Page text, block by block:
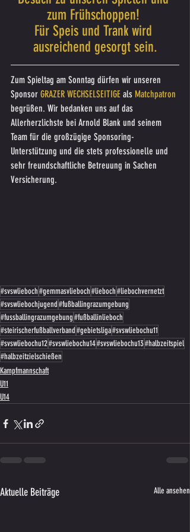
zum Frühschoppen!
Für Speis und Trank wird
ausreichend gesorgt sein.
Zum Spieltag am Sonntag dürfen wir unseren
Sponsor GRAZER WECHSELSEITIGE als Matchpatron
begrüßen. Wir bedanken uns auf das
Allerherzlichste bei Arnold Blank und seinem
Team für die großzügige Sponsoring-
Unterstützung und die stets professionelle und
sehr freundschaftliche Betreuung in Sachen
Versicherung.
#svswlieboch#gemmasvlieboch#lieboch#liebochvernetzt
#svswliebochjugend#fußballingrazumgebung
#fussballingrazumgebung#fußballinlieboch
#steirischerfußballverband#gebietsliga#svswliebochu11
#svswliebochu12#svswliebochu14#svswliebochu13#halbzeitspiel
#halbzeitzielschießen
Kampfmannschaft
U11
U14
Aktuelle Beiträge Alle ansehen